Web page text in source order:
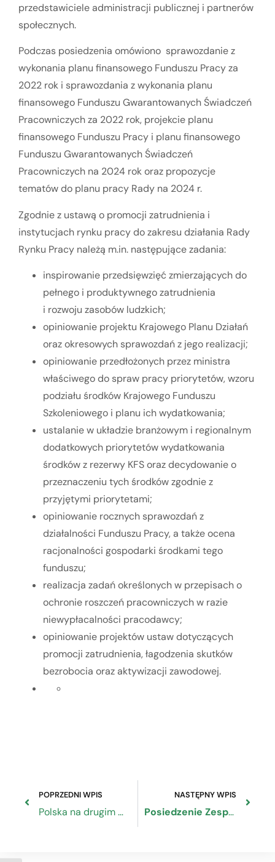
przedstawiciele administracji publicznej i partnerów
społecznych.
Podczas posiedzenia omówiono sprawozdanie z
wykonania planu finansowego Funduszu Pracy za
2022 rok i sprawozdania z wykonania planu
finansowego Funduszu Gwarantowanych Świadczeń
Pracowniczych za 2022 rok, projekcie planu
finansowego Funduszu Pracy i planu finansowego
Funduszu Gwarantowanych Świadczeń
Pracowniczych na 2024 rok oraz propozycje
tematów do planu pracy Rady na 2024 r.
Zgodnie z ustawą o promocji zatrudnienia i
instytucjach rynku pracy do zakresu działania Rady
Rynku Pracy należą m.in. następujące zadania:
inspirowanie przedsięwzięć zmierzających do
pełnego i produktywnego zatrudnienia
i rozwoju zasobów ludzkich;
opiniowanie projektu Krajowego Planu Działań
oraz okresowych sprawozdań z jego realizacji;
opiniowanie przedłożonych przez ministra
właściwego do spraw pracy priorytetów, wzoru
podziału środków Krajowego Funduszu
Szkoleniowego i planu ich wydatkowania;
ustalanie w układzie branżowym i regionalnym
dodatkowych priorytetów wydatkowania
środków z rezerwy KFS oraz decydowanie o
przeznaczeniu tych środków zgodnie z
przyjętymi priorytetami;
opiniowanie rocznych sprawozdań z
działalności Funduszu Pracy, a także ocena
racjonalności gospodarki środkami tego
funduszu;
realizacja zadań określonych w przepisach o
ochronie roszczeń pracowniczych w razie
niewypłacalności pracodawcy;
opiniowanie projektów ustaw dotyczących
promocji zatrudnienia, łagodzenia skutków
bezrobocia oraz aktywizacji zawodowej.
POPRZEDNI WPIS
Polska na drugim miejscu z najniższą stopą bezrobocia w UE według najnowszych danych Eurostatu
NASTĘPNY WPIS
Posiedzenie Zespołu do spraw Semestru Europejskiego